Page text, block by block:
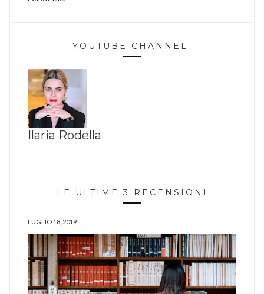
YOUTUBE CHANNEL:
Ilaria Rodella
LE ULTIME 3 RECENSIONI
LUGLIO 18, 2019